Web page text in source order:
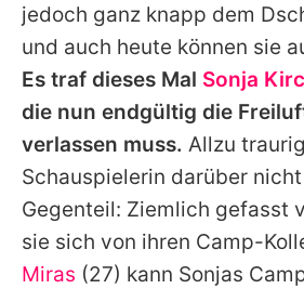
jedoch ganz knapp dem
und auch heute können sie
Es traf dieses Mal Sonja
die nun endgültig die
verlassen muss. Allzu
Schauspielerin darüber
Gegenteil: Ziemlich gefasst
sie sich von ihren Camp-
Miras (27) kann Sonjas